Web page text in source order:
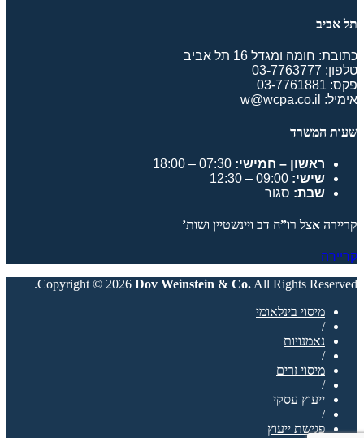
תל אביב
כתובת: חומה ומגדל 16 תל אביב
טלפון: 03-7763777
פקס: 03-7761881
אימיל: w@wcpa.co.il
שעות המשרד
ראשון – חמישי: 07:30 – 18:00
שישי: 09:00 – 12:30
שבת: סגור
קריירה אצל רו”ח דב ויינשטיין ושות’
קריירה
Copyright © 2026 Dov Weinstein & Co. All Rights Reserved.
מיסוי בינלאומי
/
נאמנויות
/
מיסוי זרים
/
ייעוץ עסקי
/
פגישת ייעוץ